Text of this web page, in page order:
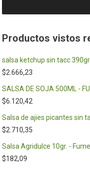
Productos vistos
salsa ketchup sin tacc
$2.666,23
SALSA DE SOJA 500ML -
$6.120,42
Salsa de ajies picantes sin
$2.710,35
Salsa Agridulce 10gr. -
$182,09